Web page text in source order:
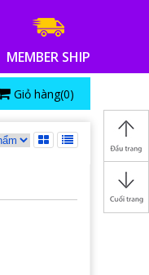
MEMBER SHIP
Giỏ hàng(0)